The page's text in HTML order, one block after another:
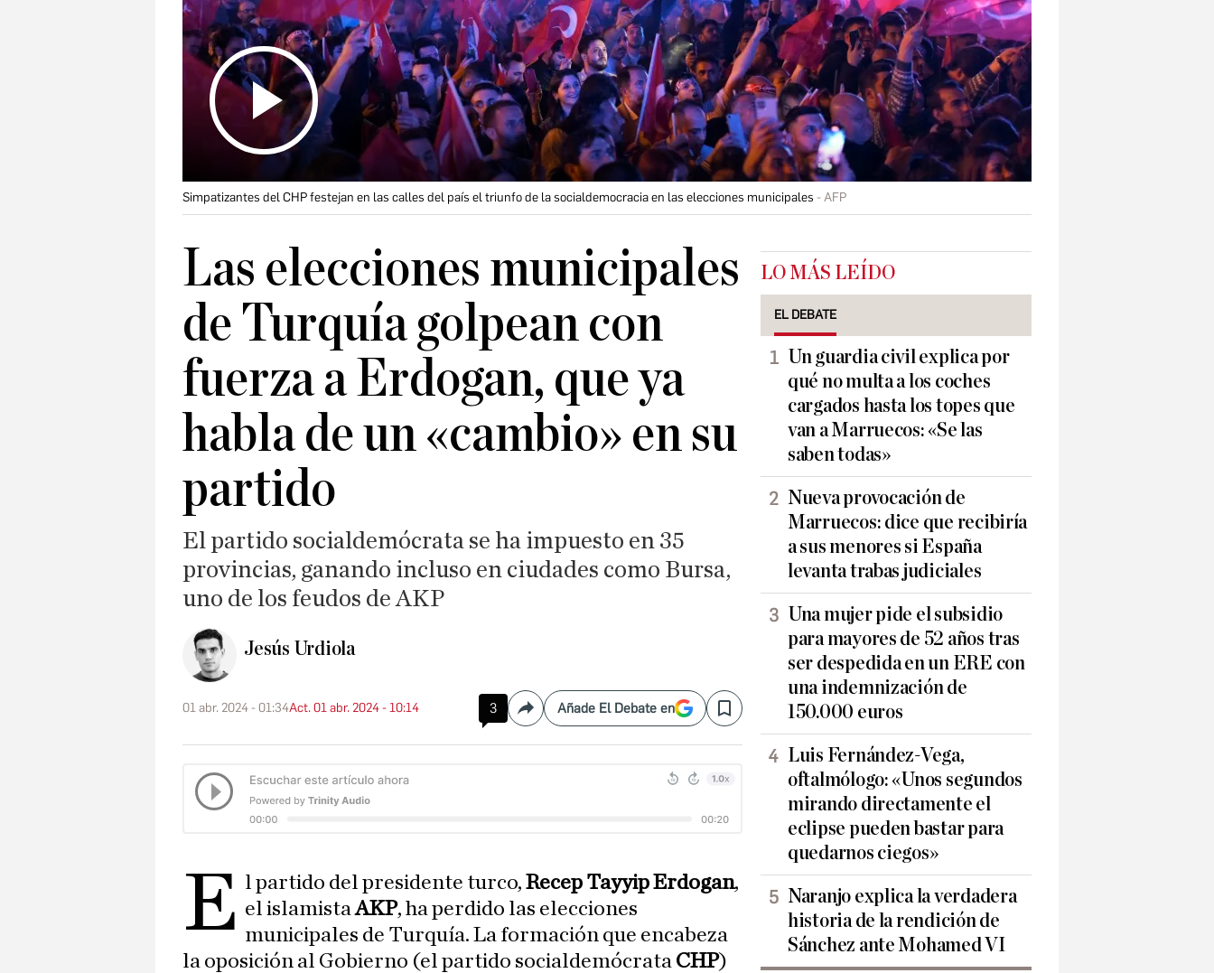
Simpatizantes del CHP festejan en las calles del país el triunfo de la socialdemocracia en las elecciones municipales AFP
Las elecciones municipales
de Turquía golpean con
fuerza a Erdogan, que ya
habla de un «cambio» en su
partido
El partido socialdemócrata se ha impuesto en 35
provincias, ganando incluso en ciudades como Bursa,
uno de los feudos de AKP
Jesús Urdiola
01 abr. 2024 - 01:34Act. 01 abr. 2024 - 10:14 3 CompartirAñade El Debate en Save
E l partido del presidente turco,Recep Tayyip Erdogan,
el islamistaAKP, ha perdido las elecciones
municipales de Turquía. La formación que encabeza
la oposición al Gobierno (el partido socialdemócrata CHP)
LO MÁS LEÍDO
EL DEBATE
Un guardia civil explica por
qué no multa a los coches
cargados hasta los topes que
van a Marruecos: «Se las
saben todas»
Nueva provocación de
Marruecos: dice que recibiría
a sus menores si España
levanta trabas judiciales
Una mujer pide el subsidio
para mayores de 52 años tras
ser despedida en un ERE con
una indemnización de
150.000 euros
Luis Fernández-Vega,
oftalmólogo: «Unos segundos
mirando directamente el
eclipse pueden bastar para
quedarnos ciegos»
Naranjo explica la verdadera
historia de la rendición de
Sánchez ante Mohamed VI